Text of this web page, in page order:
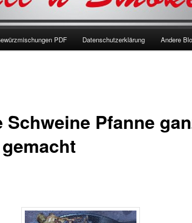
PDF Datenschutzerklärung Andere
Schweine Pfanne